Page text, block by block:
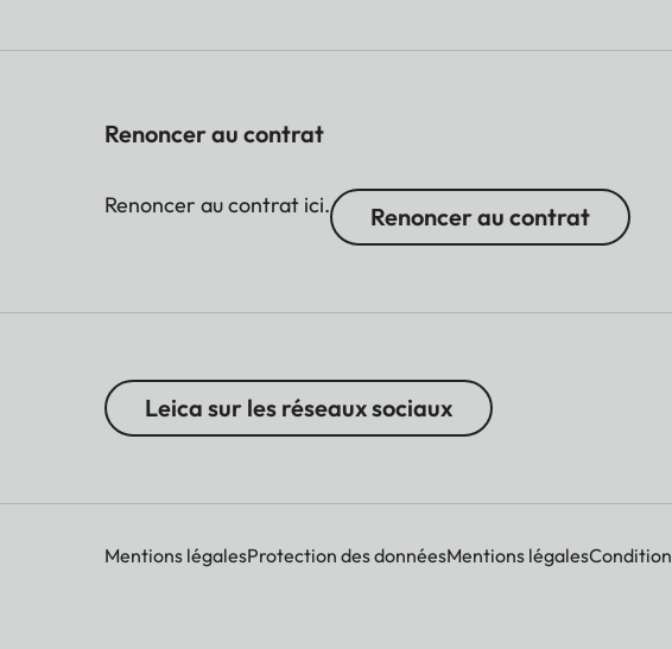
Renoncer au contrat
Renoncer au contrat ici. Renoncer au contrat
Leica sur les réseaux sociaux
Mentions légalesProtection des donnéesMentions légales